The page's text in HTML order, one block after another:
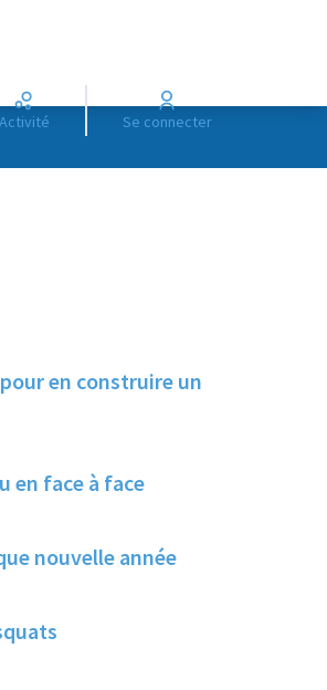
Activité Se connecter
en construire un
en face à face
nouvelle année